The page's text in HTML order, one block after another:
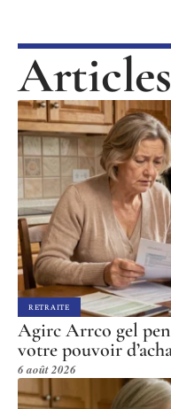
RETRAITE
Agirc Arrco gel
votre pouvoir
6 août 2026